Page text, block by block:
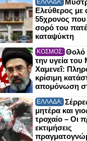
ΕΛΛΑΔΑ:
Ελεύθερος με
55χρονος που
σορό του
καταψύκτη
ΚΟΣΜΟΣ: Θολό
την υγεία
Χαμενεΐ:
κρίσιμη
απομόνωση
ΕΛΛΑΔΑ:
μητέρα και
τροχαίο – Οι
εκτιμήσεις